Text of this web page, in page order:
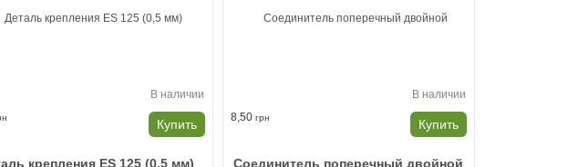
В наличии
Купить
крепления ES 125 (0,5 мм)
В наличии
8,50 грн Купить
Соединитель поперечный двойной